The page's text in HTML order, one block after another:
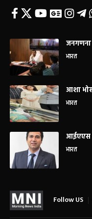
भारत
आशा
भारत
आईएएस
भारत
Follow US